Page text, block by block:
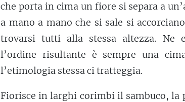
che porta in cima un fiore si separa a
a mano a mano che si sale si
trovarsi tutti alla stessa altezza. Ne
l’ordine risultante è sempre una
l’etimologia stessa ci tratteggia.
Fiorisce in larghi corimbi il sambuco,